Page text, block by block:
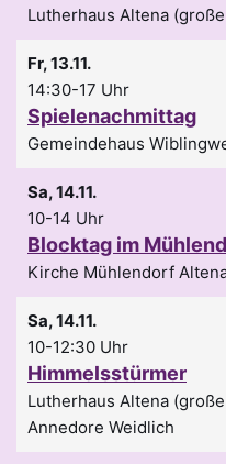
Lutherhaus Altena
Fr, 13.11.
14:30-17 Uhr
Spielenachmittag
Gemeindehaus
Sa, 14.11.
10-14 Uhr
Blocktag im
Kirche Mühlendorf
Sa, 14.11.
10-12:30 Uhr
Himmelsstürmer
Lutherhaus Altena
Annedore Weidlich